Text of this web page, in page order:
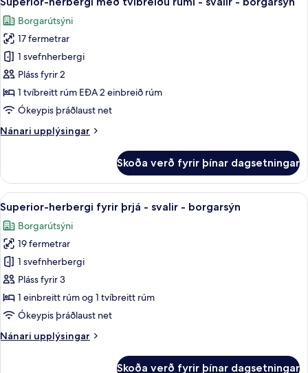
svefnherbergi
(4
People)
allar
myndir
fyrir
Superior-
herbergi
með
tvíbreiðu
-
borgarsýn
Borgarútsýni
17 fermetrar
1 svefnherbergi
Pláss fyrir 2
1 tvíbreitt rúm EÐA 2 einbreið rúm
Ókeypis þráðlaust net
Nánari upplýsingar
Nánari
herbergi
með
tvíbreiðu
rúmi
-
svalir
borgarsýn
Skoða verð fyrir þínar dagsetningar
Skoða
allar
myndir
fyrir
Superior-
herbergi
fyrir
þrjá
svalir
Superior-herbergi fyrir þrjá - svalir
8
Superior-herbergi fyrir þrjá - svalir - borgarsýn
Borgarútsýni
19 fermetrar
1 svefnherbergi
Pláss fyrir 3
1 einbreitt rúm og 1 tvíbreitt rúm
Ókeypis þráðlaust net
Nánari upplýsingar
Nánari
Skoða verð fyrir þínar dagsetningar